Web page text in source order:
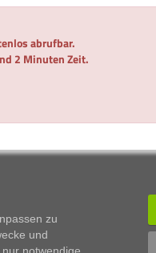
abrufbar.
2 Minuten Zeit.
zu
und